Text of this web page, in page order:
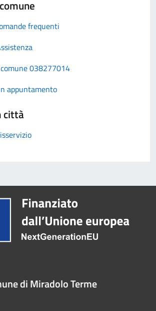
frequenti
038277014
appuntamento
città
di Miradolo Terme